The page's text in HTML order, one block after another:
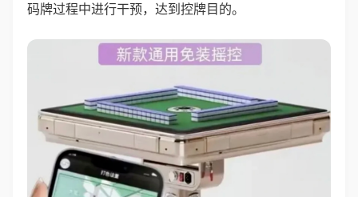
码牌过程中进行干预，达到控牌目的。